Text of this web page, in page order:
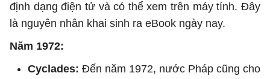
định dạng điện tử và có thể xem trên máy tính. Đây
là nguyên nhân khai sinh ra eBook ngày nay.
Năm 1972:
Cyclades: Đến năm 1972, nước Pháp cũng cho